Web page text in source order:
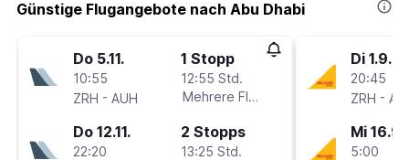
Günstige Flugangebote nach Abu Dhabi
Do 5.11.
10:55
ZRH - AUH
1 Stopp
12:55 Std.
Mehrere Fluglinien
Do 12.11.
22:20
2 Stopps
13:25 Std.
Di 1.9.
20:45
ZRH -
Mi 16.9.
5:00